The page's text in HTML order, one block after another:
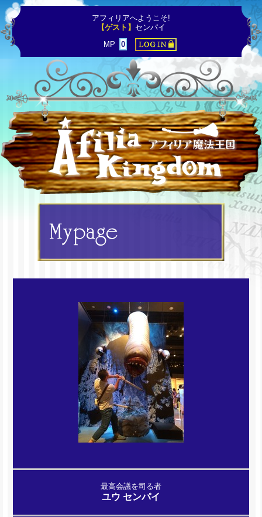
アフィリアへようこそ!
【ゲスト】 センパイ
MP
0
最高会議を司る者
ユウ センパイ